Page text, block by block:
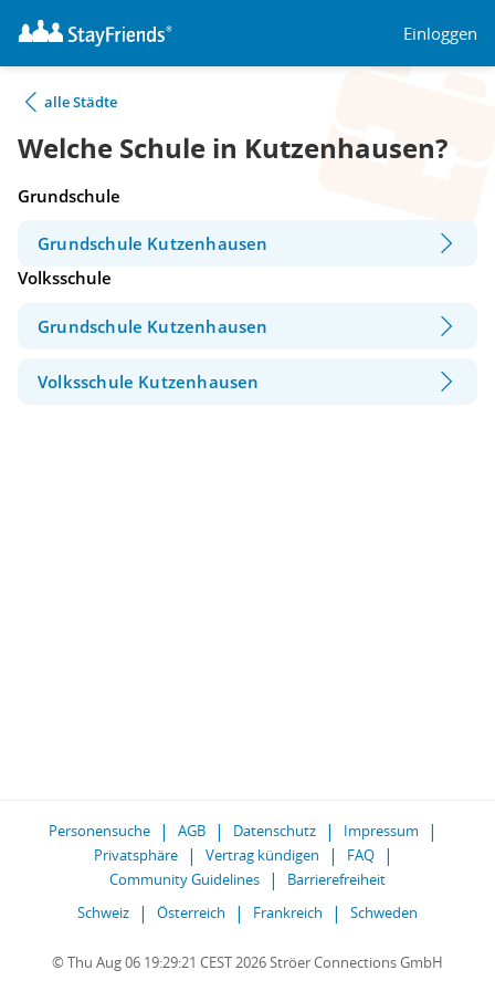
Einloggen
alle Städte
Welche Schule in Kutzenhausen?
Grundschule
Grundschule Kutzenhausen
Volksschule
Grundschule Kutzenhausen
Volksschule Kutzenhausen
Personensuche AGB Datenschutz
Impressum
Privatsphäre
Vertrag kündigen
FAQ
Community Guidelines
Barrierefreiheit
Schweiz
Österreich Frankreich Schweden
© Thu Aug 06 19:29:21 CEST 2026 Ströer Connections GmbH